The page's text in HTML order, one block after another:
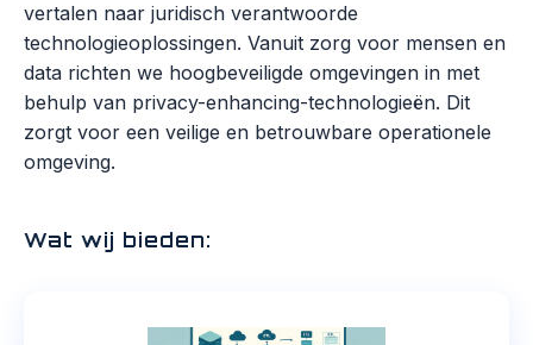
vertalen naar juridisch verantwoorde
technologieoplossingen. Vanuit zorg voor mensen en
data richten we hoogbeveiligde omgevingen in met
behulp van privacy-enhancing-technologieën. Dit
zorgt voor een veilige en betrouwbare operationele
omgeving.
Wat wij bieden: